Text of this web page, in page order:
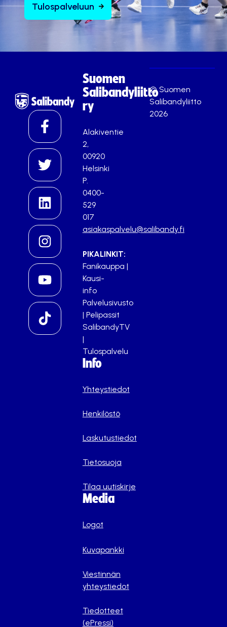
Tulospalveluun
Suomen
Salibandyliitto
ry
Alakiventie
2,
00920
Helsinki
P.
0400-
529
017
asiakaspalvelu@salibandy.fi
PIKALINKIT:
Fanikauppa |
Kausi-
info
Palvelusivusto
| Pelipassit
SalibandyTV
|
Tulospalvelu
Info
Yhteystiedot
Henkilöstö
Laskutustiedot
Tietosuoja
Tilaa uutiskirje
Media
Logot
Kuvapankki
Viestinnän
yhteystiedot
Tiedotteet
(ePressi)
© Suomen
Salibandyliitto
2026